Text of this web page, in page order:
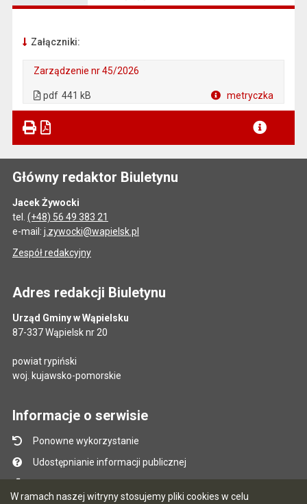
W ramach naszej witryny stosujemy pliki cookies w celu
Załączniki:
Zarządzenie nr 45/2026
pdf 441 kB metryczka
Główny redaktor Biuletynu
Jacek Żywocki
tel. (+48) 56 49 383 21
e-mail: j.zywocki@wapielsk.pl
Zespół redakcyjny
Adres redakcji Biuletynu
Urząd Gminy w Wąpielsku
87-337 Wąpielsk nr 20
powiat rypiński
woj. kujawsko-pomorskie
Informacje o serwisie
Ponowne wykorzystanie
Udostępnianie informacji publicznej
Mapa serwisu